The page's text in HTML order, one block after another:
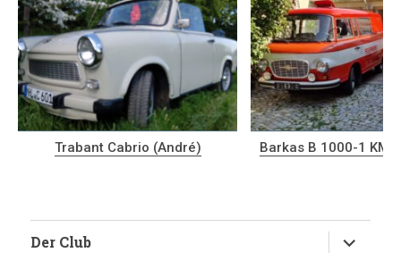
Trabant Cabrio (André) Barkas B 1000-1 KM
Der Club
anzeigen